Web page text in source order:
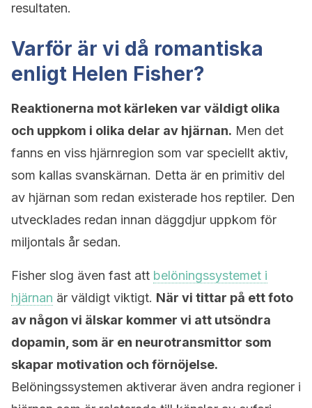
resultaten.
Varför är vi då romantiska
enligt Helen Fisher?
Reaktionerna mot kärleken var väldigt olika
och uppkom i olika delar av hjärnan. Men det
fanns en viss hjärnregion som var speciellt aktiv,
som kallas svanskärnan. Detta är en primitiv del
av hjärnan som redan existerade hos reptiler. Den
utvecklades redan innan däggdjur uppkom för
miljontals år sedan.
Fisher slog även fast att belöningssystemet i
hjärnan är väldigt viktigt. När vi tittar på ett foto
av någon vi älskar kommer vi att utsöndra
dopamin, som är en neurotransmittor som
skapar motivation och förnöjelse.
Belöningssystemen aktiverar även andra regioner i